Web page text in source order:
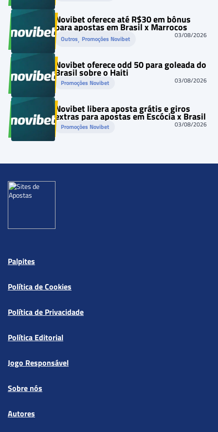
Novibet oferece até R$30 em bônus
para apostas em Brasil x Marrocos
Outros, Promoções Novibet 03/08/2026
Novibet oferece odd 50 para goleada do
Brasil sobre o Haiti
Promoções Novibet 03/08/2026
Novibet libera aposta grátis e giros
extras para apostas em Escócia x Brasil
Promoções Novibet 03/08/2026
Palpites
Política de Cookies
Política de Privacidade
Política Editorial
Jogo Responsável
Sobre nós
Autores